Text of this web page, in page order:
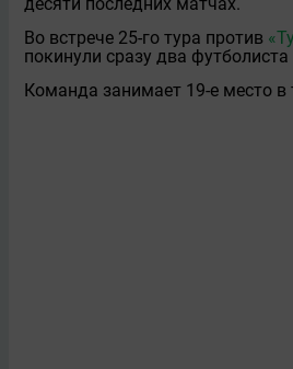
Во встрече 25-го тура против
покинули сразу два футболиста
Команда занимает 19-е место в